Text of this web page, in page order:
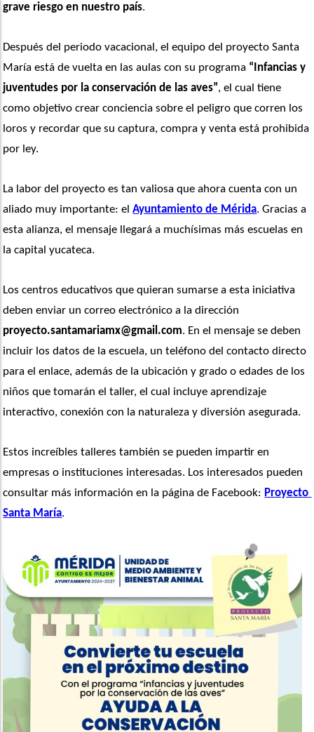
grave riesgo en nuestro país.
Después del periodo vacacional, el equipo del proyecto Santa
María está de vuelta en las aulas con su programa “Infancias y
juventudes por la conservación de las aves”, el cual tiene
como objetivo crear conciencia sobre el peligro que corren los
loros y recordar que su captura, compra y venta está prohibida
por ley.
La labor del proyecto es tan valiosa que ahora cuenta con un
aliado muy importante: el Ayuntamiento de Mérida. Gracias a
esta alianza, el mensaje llegará a muchísimas más escuelas en
la capital yucateca.
Los centros educativos que quieran sumarse a esta iniciativa
proyecto.santamariamx@gmail.com. En el mensaje se deben
incluir los datos de la escuela, un teléfono del contacto directo
para el enlace, además de la ubicación y grado o edades de los
niños que tomarán el taller, el cual incluye aprendizaje
interactivo, conexión con la naturaleza y diversión asegurada.
Estos increíbles talleres también se pueden impartir en
empresas o instituciones interesadas. Los interesados pueden
consultar más información en la página de Facebook: Proyecto
Santa María.